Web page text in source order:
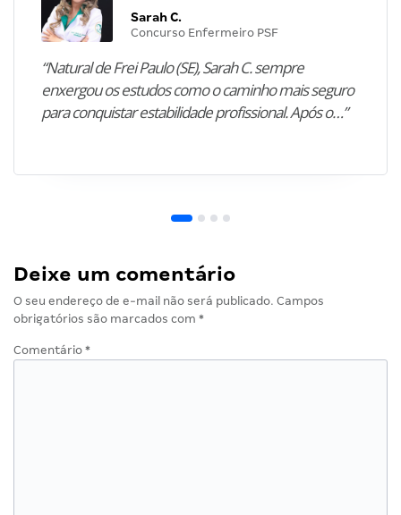
Sarah C.
Concurso Enfermeiro PSF
“Natural de Frei Paulo (SE), Sarah C. sempre
enxergou os estudos como o caminho mais seguro
para conquistar estabilidade profissional. Após o…”
Deixe um comentário
O seu endereço de e-mail não será publicado. Campos
obrigatórios são marcados com *
Comentário *